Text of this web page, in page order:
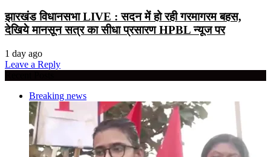
झारखंड विधानसभा LIVE : सदन में हो रही गरमागरम बहस,
देखिये मानसून सत्र का सीधा प्रसारण HPBL न्यूज पर
1 day ago
Leave a Reply
Breaking news